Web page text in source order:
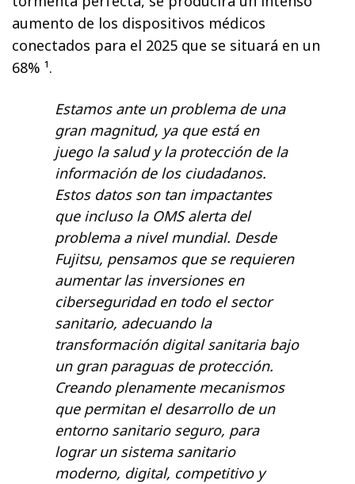
aumento de los dispositivos médicos
conectados para el 2025 que se situará en un
68% ¹.
Estamos ante un problema de una
gran magnitud, ya que está en
juego la salud y la protección de la
información de los ciudadanos.
Estos datos son tan impactantes
que incluso la OMS alerta del
problema a nivel mundial. Desde
Fujitsu, pensamos que se requieren
aumentar las inversiones en
ciberseguridad en todo el sector
sanitario, adecuando la
transformación digital sanitaria bajo
un gran paraguas de protección.
Creando plenamente mecanismos
que permitan el desarrollo de un
entorno sanitario seguro, para
lograr un sistema sanitario
moderno, digital, competitivo y